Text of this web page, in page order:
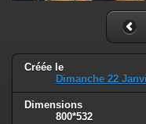
Créée le
Dimanche 22
Dimensions
800*532